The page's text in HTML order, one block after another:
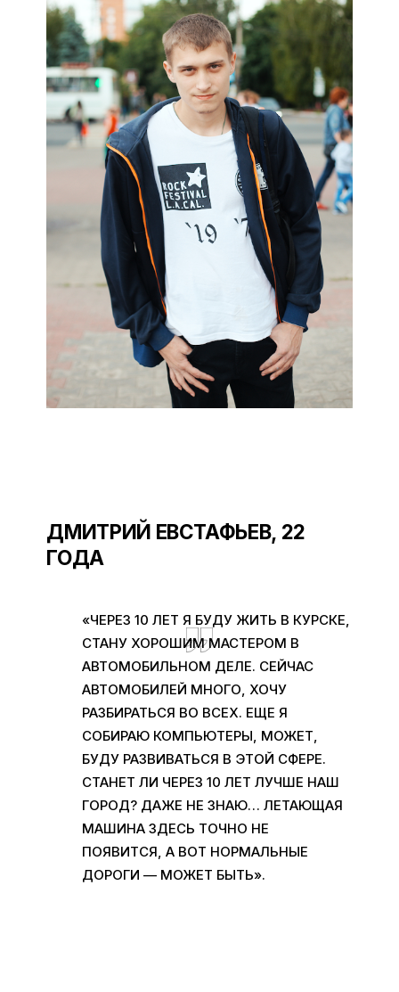
ДМИТРИЙ ЕВСТАФЬЕВ, 22
ГОДА
«ЧЕРЕЗ 10 ЛЕТ Я БУДУ ЖИТЬ В КУРСКЕ,
СТАНУ ХОРОШИМ МАСТЕРОМ В
АВТОМОБИЛЬНОМ ДЕЛЕ. СЕЙЧАС
АВТОМОБИЛЕЙ МНОГО, ХОЧУ
РАЗБИРАТЬСЯ ВО ВСЕХ. ЕЩЕ Я
СОБИРАЮ КОМПЬЮТЕРЫ, МОЖЕТ,
БУДУ РАЗВИВАТЬСЯ В ЭТОЙ СФЕРЕ.
СТАНЕТ ЛИ ЧЕРЕЗ 10 ЛЕТ ЛУЧШЕ НАШ
ГОРОД? ДАЖЕ НЕ ЗНАЮ… ЛЕТАЮЩАЯ
МАШИНА ЗДЕСЬ ТОЧНО НЕ
ПОЯВИТСЯ, А ВОТ НОРМАЛЬНЫЕ
ДОРОГИ — МОЖЕТ БЫТЬ».